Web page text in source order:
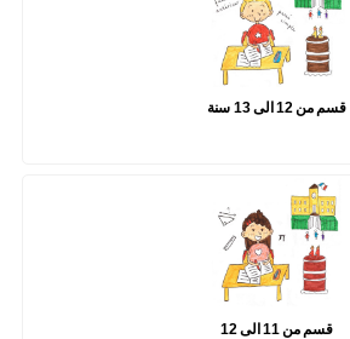
قسم من 12 الى 13 سنة
قسم من 11 الى 12